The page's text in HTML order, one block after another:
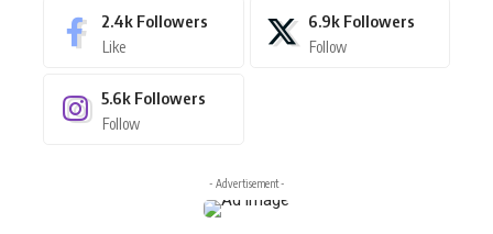
2.4k Followers
Like
6.9k Followers
Follow
5.6k Followers
Follow
- Advertisement -